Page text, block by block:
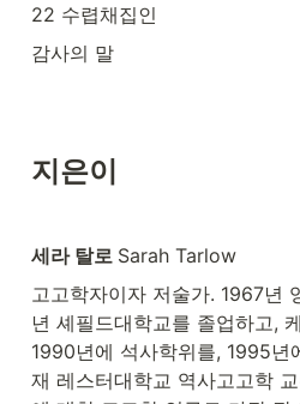
22 수렵채집인
감사의 말
지은이
세라 탈로 Sarah Tarlow
고고학자이자 저술가. 1967년
년 셰필드대학교를 졸업하고,
1990년에 석사학위를, 1995년
재 레스터대학교 역사고고학